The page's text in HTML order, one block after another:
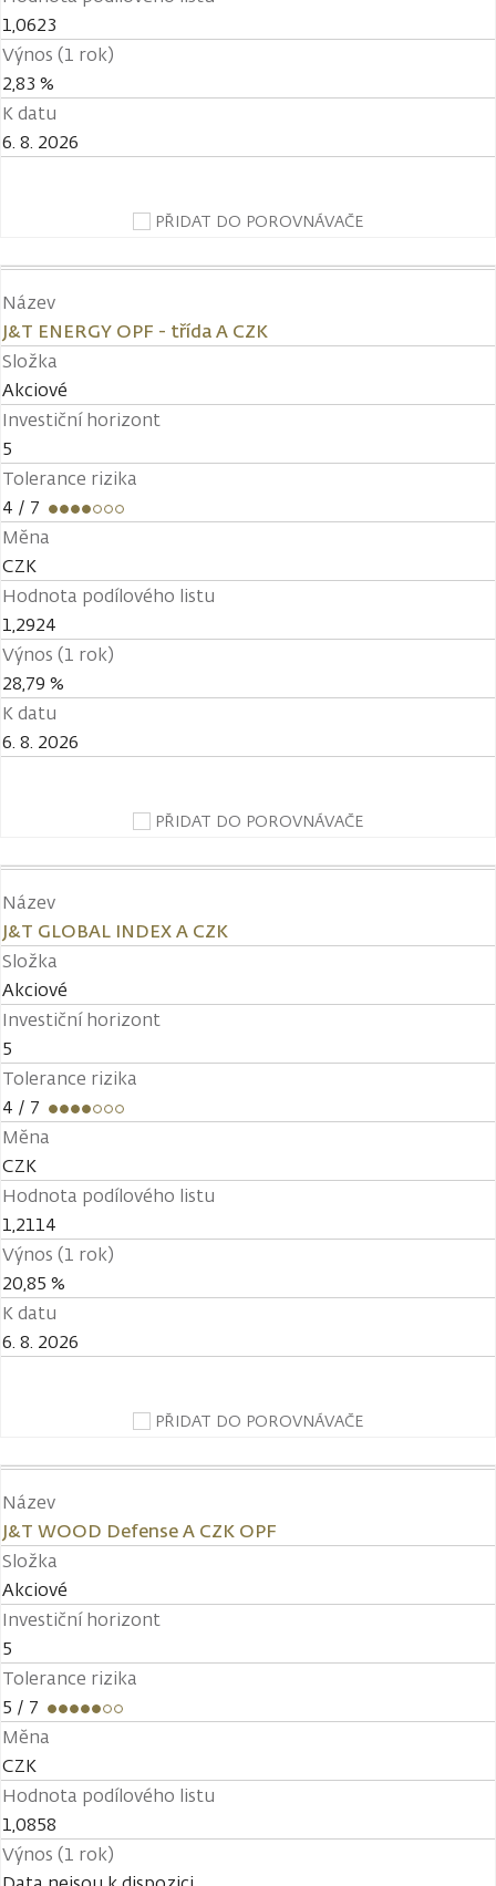
1,0623
Výnos (1 rok)
2,83 %
K datu
6. 8. 2026
PŘIDAT DO POROVNÁVAČE
Název
J&T ENERGY OPF - třída A CZK
Složka
Akciové
Investiční horizont
5
Tolerance rizika
4 / 7
Měna
CZK
Hodnota podílového listu
1,2924
Výnos (1 rok)
28,79 %
K datu
6. 8. 2026
PŘIDAT DO POROVNÁVAČE
Název
J&T GLOBAL INDEX A CZK
Složka
Akciové
Investiční horizont
5
Tolerance rizika
4 / 7
Měna
CZK
Hodnota podílového listu
1,2114
Výnos (1 rok)
20,85 %
K datu
6. 8. 2026
PŘIDAT DO POROVNÁVAČE
Název
J&T WOOD Defense A CZK OPF
Složka
Akciové
Investiční horizont
5
Tolerance rizika
5 / 7
Měna
CZK
Hodnota podílového listu
1,0858
Výnos (1 rok)